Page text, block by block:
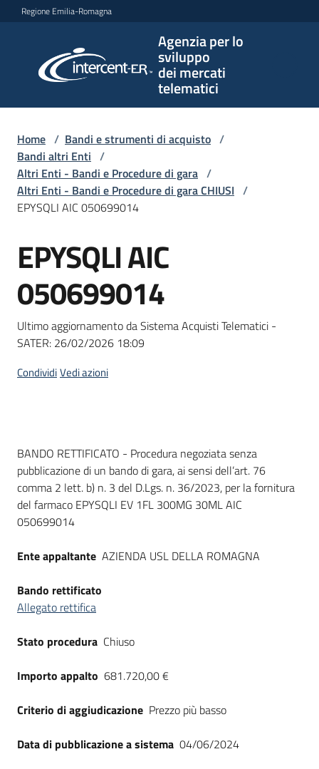
Vai al contenuto
Vai alla navigazione
Vai al footer
Regione Emilia-Romagna
Agenzia per lo
sviluppo
dei mercati
telematici
per lo
sviluppo
telematici
L'Agenzia
Bandi
strumenti
acquisto
telematiche
English
site
Seguici
Home / Bandi e strumenti di acquisto /
Bandi altri Enti /
Altri Enti - Bandi e Procedure di gara /
Altri Enti - Bandi e Procedure di gara CHIUSI /
EPYSQLI AIC 050699014
Salta al contenuto
EPYSQLI AIC
050699014
Ultimo aggiornamento da Sistema Acquisti Telematici -
SATER: 26/02/2026 18:09
CondividiVedi azioni
Dati del bando
BANDO RETTIFICATO - Procedura negoziata senza
pubblicazione di un bando di gara, ai sensi dell’art. 76
comma 2 lett. b) n. 3 del D.Lgs. n. 36/2023, per la fornitura
del farmaco EPYSQLI EV 1FL 300MG 30ML AIC
050699014
Ente appaltante AZIENDA USL DELLA ROMAGNA
Bando rettificato
Allegato rettifica
Stato procedura Chiuso
Importo appalto 681.720,00 €
Criterio di aggiudicazione Prezzo più basso
Data di pubblicazione a sistema 04/06/2024